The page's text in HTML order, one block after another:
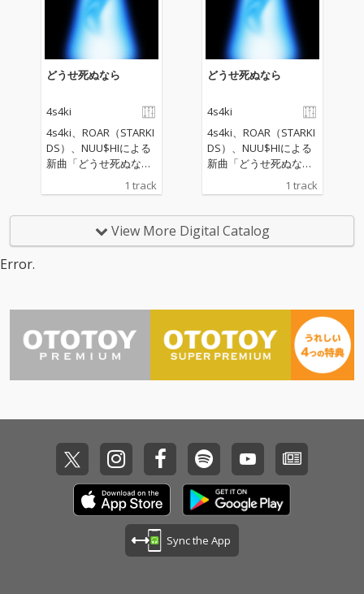
どうせ死ぬなら
4s4ki
4s4ki、ROAR（STARKI
DS）、NUU$HIによる
新曲「どうせ死ぬな
を笑い飛ばし、終わり
だけの一生モノ ” を作
る、「絶望と希望」が
1 track
どうせ死ぬなら
4s4ki
4s4ki、ROAR（STARKI
DS）、NUU$HIによる
新曲「どうせ死ぬな
を笑い飛ばし、終わり
だけの一生モノ ” を作
る、「絶望と希望」が
1 track
View More Digital Catalog
Error.
Sync the App